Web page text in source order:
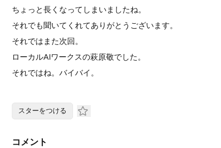
ちょっと長くなってしまいましたね。
それでも聞いてくれてありがとうございます。
それではまた次回。
ローカルAIワークスの萩原敬でした。
それではね。バイバイ。
スターをつける
コメント